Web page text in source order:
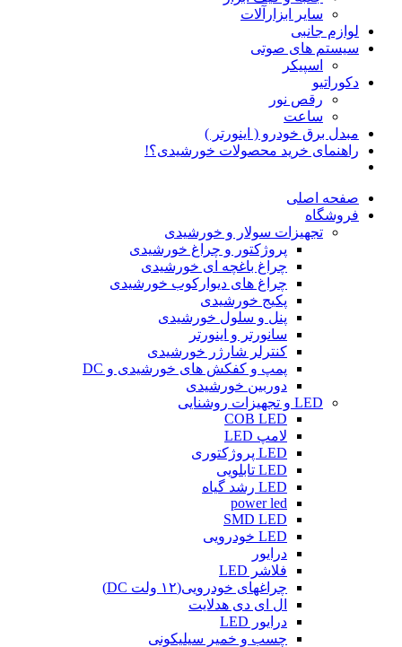
سایر ابزارآلات
لوازم جانبی
سیستم های صوتی
اسپیکر
دکوراتیو
رقص نور
ساعت
مبدل برق خودرو ( اینورتر )
راهنمای خرید محصولات خورشیدی؟!
صفحه اصلی
فروشگاه
تجهیزات سولار و خورشیدی
پروژکتور و چراغ خورشیدی
چراغ باغچه ای خورشیدی
چراغ های دیوارکوب خورشیدی
پکیج خورشیدی
پنل و سلول خورشیدی
سانورتر و اینورتر
کنترلر شارژر خورشیدی
پمپ و کفکش های خورشیدی و DC
دوربین خورشیدی
LED و تجهیزات روشنایی
COB LED
لامپ LED
LED پروژکتوری
LED تابلویی
LED رشد گیاه
power led
SMD LED
LED خودرویی
درایور
فلاشر LED
چراغهای خودرویی(۱۲ ولت DC)
ال ای دی هدلایت
درایور LED
چسب و خمیر سیلیکونی